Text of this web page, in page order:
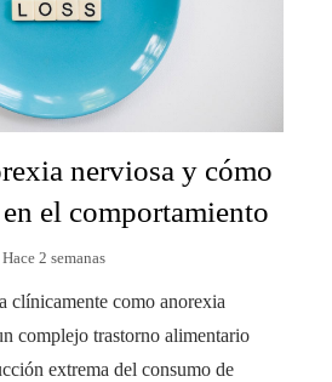
nerviosa y cómo
el comportamiento
Hace 2 semanas
clínicamente como anorexia
complejo trastorno alimentario
extrema del consumo de